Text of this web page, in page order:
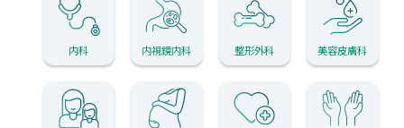
内科 内視鏡内科 整形外科 美容皮膚科